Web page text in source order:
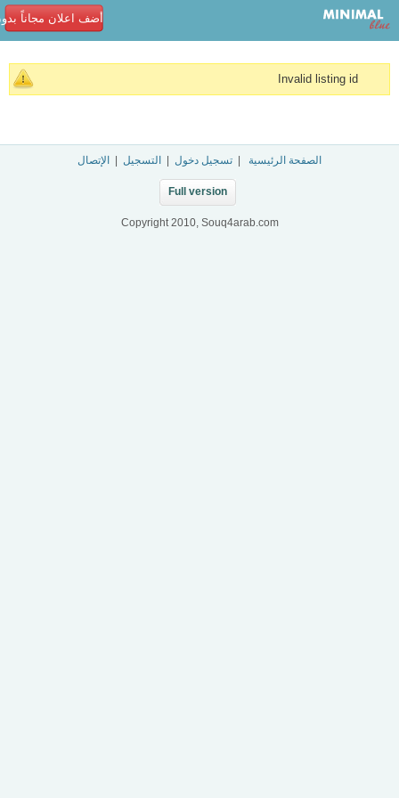
أضف اعلان مجاناً
Invalid listing id
الصفحة الرئيسية تسجيل دخول التسجيل الإتصال
Full version
Copyright 2010, Souq4arab.com